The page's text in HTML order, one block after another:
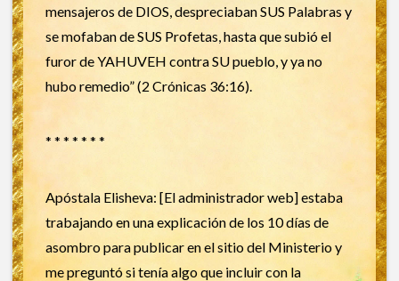
mensajeros de DIOS, despreciaban SUS Palabras y
se mofaban de SUS Profetas, hasta que subió el
furor de YAHUVEH contra SU pueblo, y ya no
hubo remedio” (2 Crónicas 36:16).
* * * * * * *
Apóstala Elisheva: [El administrador web] estaba
trabajando en una explicación de los 10 días de
asombro para publicar en el sitio del Ministerio y
me preguntó si tenía algo que incluir con la